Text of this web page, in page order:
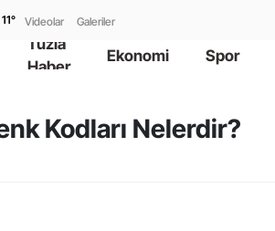
11° Videolar Galeriler
Tuzla
Haber
Ekonomi Spor
Kodları Nelerdir?